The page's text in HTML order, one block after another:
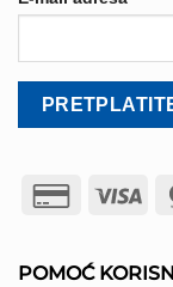
POMOĆ
Credit
Visa